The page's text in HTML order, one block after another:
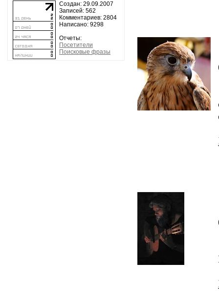
Создан: 29.09.2007
Записей: 562
Комментариев: 2804
Написано: 9298
Отчеты:
Посетители
Поисковые фразы